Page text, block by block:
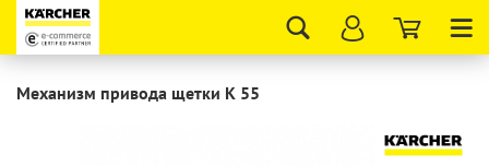
Механизм привода щетки K 55